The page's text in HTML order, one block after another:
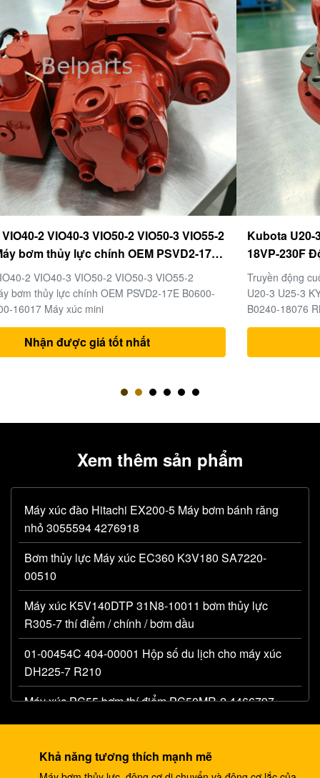
Kubota U20-3 U25-3 Ổ đĩa cuối cùng KYB MAG-
18VP-230F Động cơ du lịch OEM B0240-18076
RB511-61290 RB559-61290 RC157-78000 cho các
bộ phận máy xúc mini
Truyền động cuối cùng cho Phụ tùng Máy xúc mini Kubota
U20-3 U25-3 KYB MAG-18VP-230F Động cơ di chuyển
B0240-18076 RB511-61290 RB559-61290 RC157-78000
Nhận được giá tốt nhất
Xem thêm sản phẩm
Máy xúc đào Hitachi EX200-5 Máy bơm bánh răng
nhỏ 3055594 4276918
Bơm thủy lực Máy xúc EC360 K3V180 SA7220-
00510
Máy xúc K5V140DTP 31N8-10011 bơm thủy lực
R305-7 thí điểm / chính / bơm dầu
01-00454C 404-00001 Hộp số du lịch cho máy xúc
DH225-7 R210
Máy xúc PC55 bơm thí điểm PC50MR-2 4466797
Máy đào 330C A8V0200 bơm thí điểm E330C thủy
lực E345B 274-2491 345 bơm ram DH420
Khả năng tương thích mạnh mẽ